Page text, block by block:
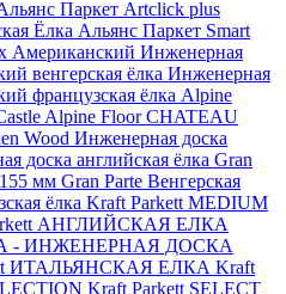
Паркет Artclick plus
Ёлка Альянс Паркет Smart
Американский Инженерная
венгерская ёлка Инженерная
французская ёлка Alpine
Alpine Floor CHATEAU
Wood Инженерная доска
доска английская ёлка Gran
мм Gran Parte Венгерская
ёлка Kraft Parkett MEDIUM
АНГЛИЙСКАЯ ЕЛКА
- ИНЖЕНЕРНАЯ ДОСКА
ИТАЛЬЯНСКАЯ ЕЛКА Kraft
Kraft Parkett SELECT